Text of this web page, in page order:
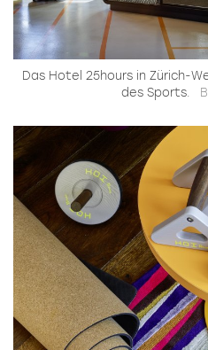
Das Hotel 25hours in Zürich-
des Sports.